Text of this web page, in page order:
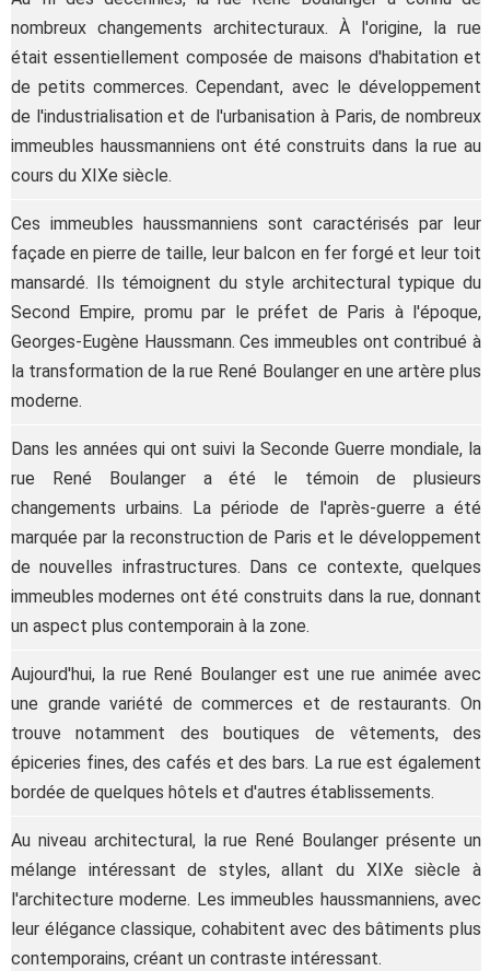
nombreux changements architecturaux. À l'origine, la rue
était essentiellement composée de maisons d'habitation et
de petits commerces. Cependant, avec le développement
de l'industrialisation et de l'urbanisation à Paris, de nombreux
immeubles haussmanniens ont été construits dans la rue au
cours du XIXe siècle.
Ces immeubles haussmanniens sont caractérisés par leur
façade en pierre de taille, leur balcon en fer forgé et leur toit
mansardé. Ils témoignent du style architectural typique du
Second Empire, promu par le préfet de Paris à l'époque,
Georges-Eugène Haussmann. Ces immeubles ont contribué à
la transformation de la rue René Boulanger en une artère plus
moderne.
Dans les années qui ont suivi la Seconde Guerre mondiale, la
rue René Boulanger a été le témoin de plusieurs
changements urbains. La période de l'après-guerre a été
marquée par la reconstruction de Paris et le développement
de nouvelles infrastructures. Dans ce contexte, quelques
immeubles modernes ont été construits dans la rue, donnant
un aspect plus contemporain à la zone.
Aujourd'hui, la rue René Boulanger est une rue animée avec
une grande variété de commerces et de restaurants. On
trouve notamment des boutiques de vêtements, des
épiceries fines, des cafés et des bars. La rue est également
bordée de quelques hôtels et d'autres établissements.
Au niveau architectural, la rue René Boulanger présente un
mélange intéressant de styles, allant du XIXe siècle à
l'architecture moderne. Les immeubles haussmanniens, avec
leur élégance classique, cohabitent avec des bâtiments plus
contemporains, créant un contraste intéressant.